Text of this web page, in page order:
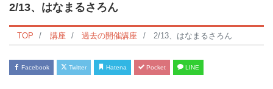
2/13、はなまるさろん
TOP 講座 過去の開催講座 2/13、はなまるさろん
Facebook Twitter Hatena Pocket LINE